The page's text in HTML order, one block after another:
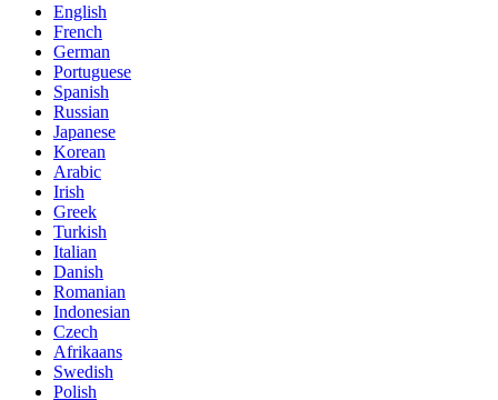
English
French
German
Portuguese
Spanish
Russian
Japanese
Korean
Arabic
Irish
Greek
Turkish
Italian
Danish
Romanian
Indonesian
Czech
Afrikaans
Swedish
Polish